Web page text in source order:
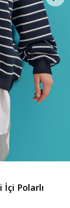
İçi Polarlı